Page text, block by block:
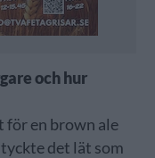
och hur
för en brown ale
det lät som